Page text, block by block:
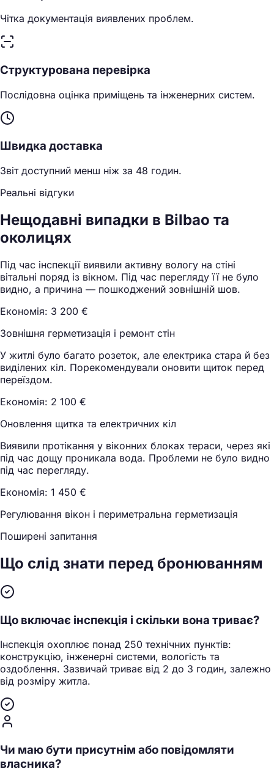
Чітка документація виявлених проблем.
Структурована перевірка
Послідовна оцінка приміщень та інженерних систем.
Швидка доставка
Звіт доступний менш ніж за 48 годин.
Реальні відгуки
Нещодавні випадки в Bilbao та
околицях
Під час інспекції виявили активну вологу на стіні
вітальні поряд із вікном. Під час перегляду її не було
видно, а причина — пошкоджений зовнішній шов.
Економія: 3 200 €
Зовнішня герметизація і ремонт стін
У житлі було багато розеток, але електрика стара й без
виділених кіл. Порекомендували оновити щиток перед
переїздом.
Економія: 2 100 €
Оновлення щитка та електричних кіл
Виявили протікання у віконних блоках тераси, через які
під час дощу проникала вода. Проблеми не було видно
під час перегляду.
Економія: 1 450 €
Регулювання вікон і периметральна герметизація
Поширені запитання
Що слід знати перед бронюванням
Що включає інспекція і скільки вона триває?
Інспекція охоплює понад 250 технічних пунктів:
конструкцію, інженерні системи, вологість та
оздоблення. Зазвичай триває від 2 до 3 годин, залежно
від розміру житла.
Чи маю бути присутнім або повідомляти
власника?